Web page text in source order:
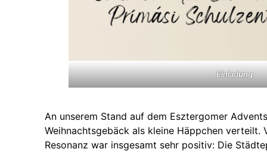
Einladung
An unserem Stand auf dem Esztergomer
Weihnachtsgebäck als kleine Häppchen verteilt.
Resonanz war insgesamt sehr positiv: Die